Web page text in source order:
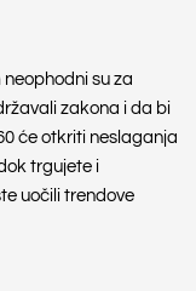
su za
zakona i da bi
će otkriti neslaganja
trgujete i
uočili trendove